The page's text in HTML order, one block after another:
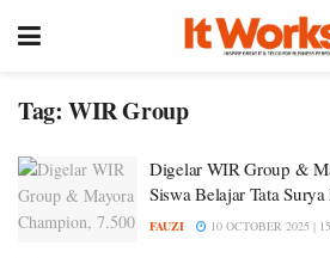
Tag: WIR Group
Digelar WIR Group &
Siswa Belajar Tata
FAUZI 10 OCTOBER 2025 |